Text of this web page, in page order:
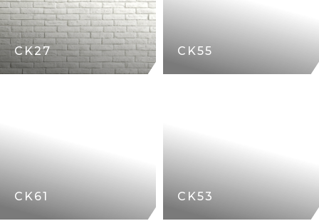
CK27 CK55
CK61 CK53